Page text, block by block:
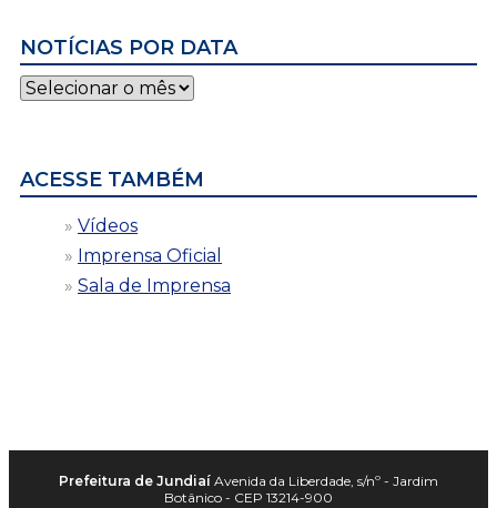
NOTÍCIAS POR DATA
Notícias
por
ACESSE TAMBÉM
Vídeos
Imprensa Oficial
Sala de Imprensa
Prefeitura de Jundiaí Avenida da Liberdade, s/nº - Jardim
Botânico - CEP 13214-900